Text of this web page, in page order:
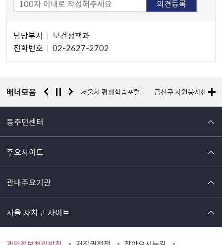
자
담당부서
보건정책과
전화번호
02-2627-2702
배너모음
경찰청 유실물 통합포털 서울시 평생학습포털 금천구 자원봉사센터
동주민센터
주요사이트
관내주요기관
서울 자치구 사이트